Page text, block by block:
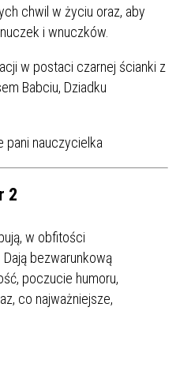
chwil w życiu oraz, aby
i wnuczków.
2
w obfitości
bezwarunkową
poczucie humoru,
co najważniejsze,